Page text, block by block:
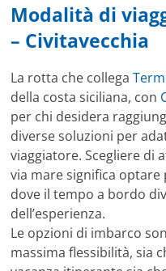
Modalità di
– Civitavecchia
La rotta che collega
della costa siciliana, con
per chi desidera
diverse soluzioni per
viaggiatore. Scegliere di
via mare significa
dove il tempo a bordo
dell’esperienza.
Le opzioni di imbarco
massima flessibilità, sia